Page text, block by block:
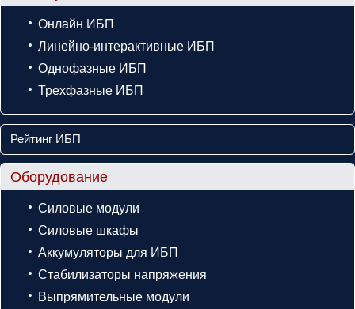
Онлайн ИБП
Линейно-интерактивные ИБП
Однофазные ИБП
Трехфазные ИБП
Рейтинг ИБП
Оборудование
Силовые модули
Силовые шкафы
Аккумуляторы для ИБП
Стабилизаторы напряжения
Выпрямительные модули